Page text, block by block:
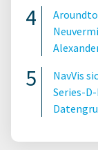
NavVis
Series-